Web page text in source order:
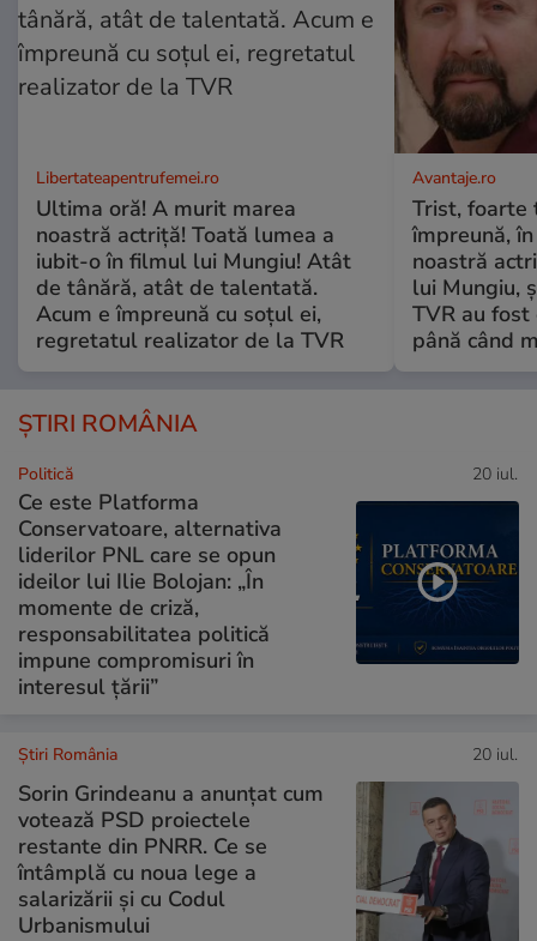
Libertateapentrufemei.ro
Ultima oră! A murit marea
noastră actriță! Toată lumea a
iubit-o în filmul lui Mungiu! Atât
de tânără, atât de talentată.
Acum e împreună cu soțul ei,
regretatul realizator de la TVR
Avantaje.ro
Trist, foarte
împreună,
noastră
lui Mungiu,
TVR au
până când
ȘTIRI ROMÂNIA
Politică 20 iul.
Ce este Platforma
Conservatoare, alternativa
liderilor PNL care se opun
ideilor lui Ilie Bolojan: „În
momente de criză,
responsabilitatea politică
impune compromisuri în
interesul țării”
Știri România 20 iul.
Sorin Grindeanu a anunțat cum
votează PSD proiectele
restante din PNRR. Ce se
întâmplă cu noua lege a
salarizării și cu Codul
Urbanismului